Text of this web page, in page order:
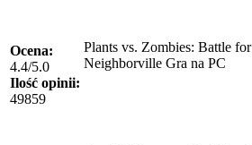
Ocena:
4.4/5.0
Ilość opinii:
49859
Plants vs. Zombies: Battle for
Neighborville Gra na PC